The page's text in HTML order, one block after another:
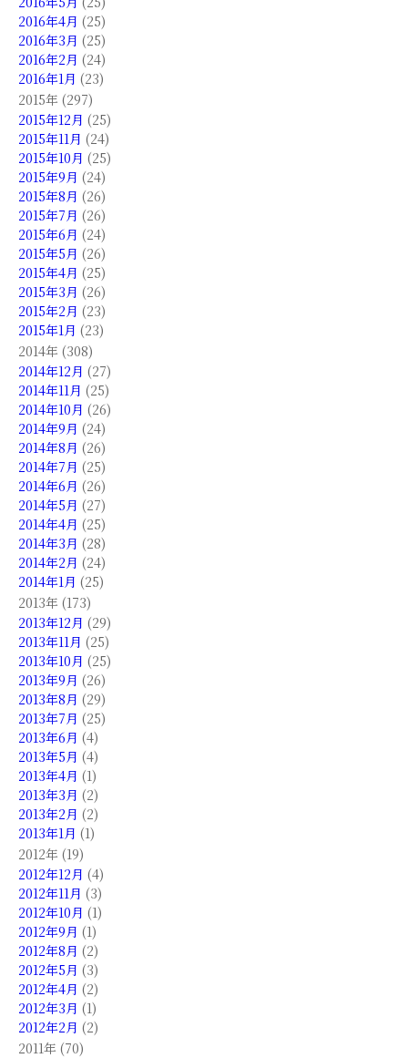
2016年4月 (25)
2016年3月 (25)
2016年2月 (24)
2016年1月 (23)
2015年 (297)
2015年12月 (25)
2015年11月 (24)
2015年10月 (25)
2015年9月 (24)
2015年8月 (26)
2015年7月 (26)
2015年6月 (24)
2015年5月 (26)
2015年4月 (25)
2015年3月 (26)
2015年2月 (23)
2015年1月 (23)
2014年 (308)
2014年12月 (27)
2014年11月 (25)
2014年10月 (26)
2014年9月 (24)
2014年8月 (26)
2014年7月 (25)
2014年6月 (26)
2014年5月 (27)
2014年4月 (25)
2014年3月 (28)
2014年2月 (24)
2014年1月 (25)
2013年 (173)
2013年12月 (29)
2013年11月 (25)
2013年10月 (25)
2013年9月 (26)
2013年8月 (29)
2013年7月 (25)
2013年6月 (4)
2013年5月 (4)
2013年4月 (1)
2013年3月 (2)
2013年2月 (2)
2013年1月 (1)
2012年 (19)
2012年12月 (4)
2012年11月 (3)
2012年10月 (1)
2012年9月 (1)
2012年8月 (2)
2012年5月 (3)
2012年4月 (2)
2012年3月 (1)
2012年2月 (2)
2011年 (70)